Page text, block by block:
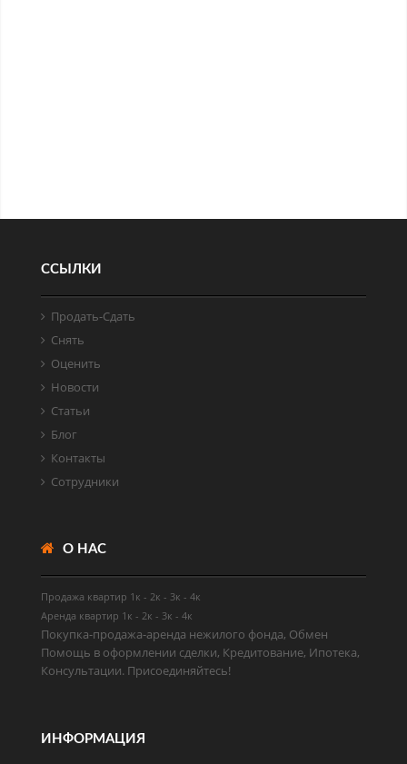
ССЫЛКИ
Продать-Cдать
Снять
Оценить
Новости
Статьи
Блог
Контакты
Сотрудники
О НАС
Продажа квартир 1к - 2к - 3к - 4к
Аренда квартир 1к - 2к - 3к - 4к
Покупка-продажа-аренда нежилого фонда, Обмен
Помощь в оформлении сделки, Кредитование, Ипотека,
Консультации. Присоединяйтесь!
ИНФОРМАЦИЯ